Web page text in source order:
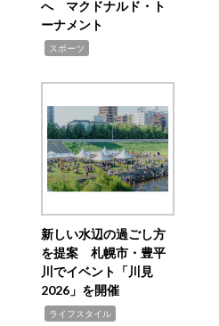
へ マクドナルド・ト
ーナメント
スポーツ
新しい水辺の過ごし方
を提案 札幌市・豊平
川でイベント「川見
2026」を開催
ライフスタイル